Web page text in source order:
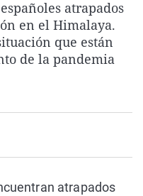
La rosa de los vientos
Gente viajera
Como el perro y el
Caso
Retornados
Equipo de
Extremadura
Galicia
La Rioja
País Vasco
Virales
Televisión
Elecciones
atrapados
en el Himalaya.
que están
de la pandemia
atrapados